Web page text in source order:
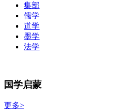
集部
儒学
道学
墨学
法学
国学启蒙
更多>